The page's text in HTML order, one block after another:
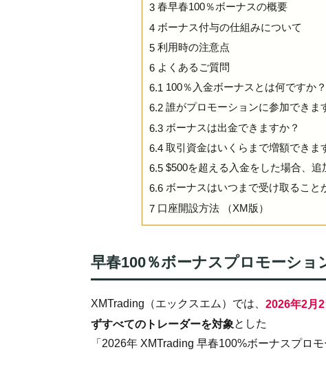
3春早春100％ボーナスの概要
4ボーナス付与の仕組みについて
5利用時の注意点
6よくあるご質問
6.1 100％入金ボーナスとは何ですか？
6.2誰がプロモーションに参加できま
6.3ボーナスは出金できますか？
6.4取引資金はいくらまで増額できま
6.5$500を超える入金をした場合、追
6.6ボーナスはいつまで受け取ること
7口座開設方法 （XM版）
早春100％ボーナスプロモーショ
XMTrading（エックスエム）では、 2026年2月
ずすべてのトレーダーを対象とした
「2026年 XMTrading 早春100%ボーナスプロ